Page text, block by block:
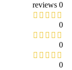
0 reviews
0
0
0